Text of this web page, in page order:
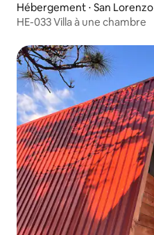
Hébergement ⋅ San Lorenzo
HE-033 Villa à une chambre